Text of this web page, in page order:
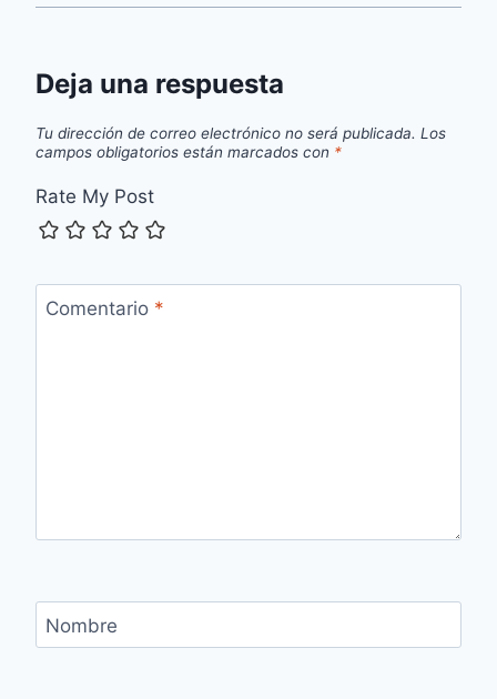
Deja una respuesta
Tu dirección de correo electrónico no será publicada. Los
campos obligatorios están marcados con *
Rate My Post
Comentario *
Nombre